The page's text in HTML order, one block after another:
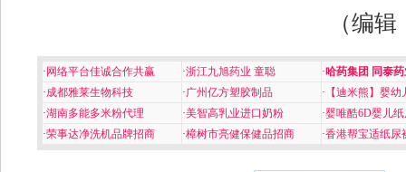
（编
· 网络平台佳诚合作共赢 ·浙江九旭药业 童聪 ·哈药集团 同泰
·成都雅莱生物科技 ·广州亿方塑胶制品 · 【迪米熊】婴幼
·湖南多能多米粉代理 ·美智高乳业进口奶粉 ·婴唯酷6D婴儿
·荣事达净洗机品牌招商 ·樟树市亮健保健品招商 ·香港帮宝适纸尿